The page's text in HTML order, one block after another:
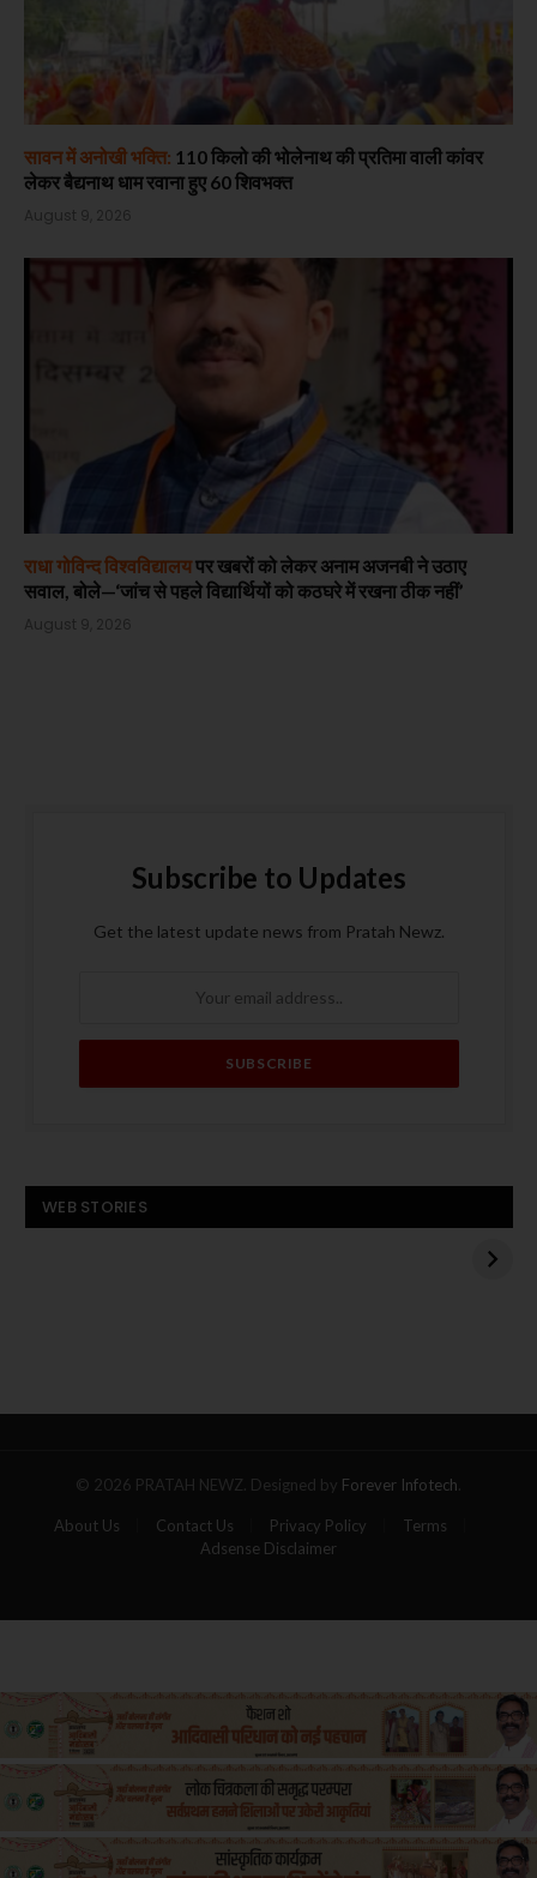
सावन में अनोखी भक्ति: 110 किलो की भोलेनाथ की प्रतिमा वाली कांवर
लेकर बैद्यनाथ धाम रवाना हुए 60 शिवभक्त
August 9, 2026
राधा गोविन्द विश्वविद्यालयपर खबरों को लेकर अनाम अजनबी ने उठाए
सवाल, बोले—‘जांच से पहले विद्यार्थियों को कठघरे में रखना ठीक नहीं’
August 9, 2026
Subscribe to Updates
Get the latest update news from Pratah Newz.
WEB STORIES
बस बनी आग का गोला, पांच
यात्रियों की मौत
पहले हमास का अमेरिकी
© 2026 PRATAH NEWZ. Designed by Forever Infotech
About Us Contact Us Privacy Policy
Terms
Adsense Disclaimer